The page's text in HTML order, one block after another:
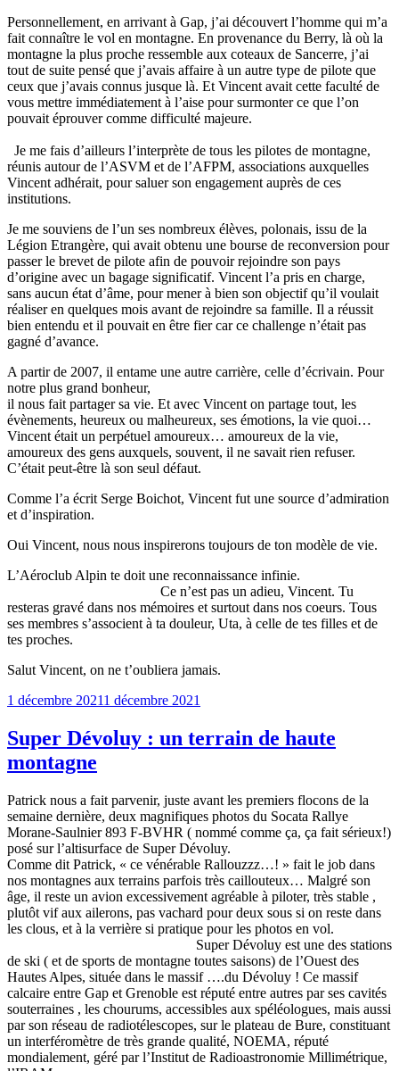
Personnellement, en arrivant à Gap, j’ai découvert l’homme qui m’a
fait connaître le vol en montagne. En provenance du Berry, là où la
montagne la plus proche ressemble aux coteaux de Sancerre, j’ai
tout de suite pensé que j’avais affaire à un autre type de pilote que
ceux que j’avais connus jusque là. Et Vincent avait cette faculté de
vous mettre immédiatement à l’aise pour surmonter ce que l’on
pouvait éprouver comme difficulté majeure.
Je me fais d’ailleurs l’interprète de tous les pilotes de montagne,
réunis autour de l’ASVM et de l’AFPM, associations auxquelles
Vincent adhérait, pour saluer son engagement auprès de ces
institutions.
Je me souviens de l’un ses nombreux élèves, polonais, issu de la
Légion Etrangère, qui avait obtenu une bourse de reconversion pour
passer le brevet de pilote afin de pouvoir rejoindre son pays
d’origine avec un bagage significatif. Vincent l’a pris en charge,
sans aucun état d’âme, pour menerà bien son objectif qu’il voulait
réaliser en quelques mois avant de rejoindre sa famille. Il a réussit
bien entendu et il pouvait en être fier car ce challenge n’était pas
gagné d’avance.
A partir de 2007, il entame une autre carrière, celle d’écrivain. Pour
notre plus grand bonheur,
il nous fait partager sa vie. Et avec Vincent on partage tout, les
évènements, heureux ou malheureux, ses émotions, la vie quoi…
Vincent était un perpétuel amoureux… amoureux de la vie,
amoureux des gens auxquels, souvent, il ne savait rien refuser.
C’était peut-être là son seul défaut.
Comme l’a écrit Serge Boichot, Vincent fut une source d’admiration
et d’inspiration.
Oui Vincent, nous nous inspirerons toujours de ton modèle de vie.
L’Aéroclub Alpin te doit une reconnaissance infinie.
Ce n’est pas un adieu, Vincent. Tu
resteras gravé dans nos mémoires et surtout dans nos coeurs. Tous
ses membres s’associent à ta douleur, Uta, à celle de tes filles et de
tes proches.
Salut Vincent, on ne t’oubliera jamais.
Publié
1 décembre 20211 décembre 2021
Super Dévoluy : un terrain de haute
montagne
Patrick nous a fait parvenir, juste avant les premiers flocons de la
semaine dernière, deux magnifiques photos du Socata Rallye
Morane-Saulnier 893 F-BVHR ( nommé comme ça, ça fait sérieux!)
posé sur l’altisurface de Super Dévoluy.
Comme dit Patrick, « ce vénérable Rallouzzz…! » fait le job dans
nos montagnes aux terrains parfois très caillouteux… Malgré son
âge, il reste un avion excessivement agréable à piloter, très stable ,
plutôt vif aux ailerons, pas vachard pour deux sous si on reste dans
les clous, et à la verrière si pratique pour les photos en vol.
Super Dévoluy est une des stations
de ski ( et de sports de montagne toutes saisons) de l’Ouest des
Hautes Alpes, située dans le massif ….du Dévoluy ! Ce massif
calcaire entre Gap et Grenoble est réputé entre autres par ses cavités
souterraines , les chourums, accessibles aux spéléologues, mais aussi
par son réseau de radiotélescopes, sur le plateau de Bure, constituant
un interféromètre de très grande qualité, NOEMA, réputé
mondialement, géré par l’Institut de Radioastronomie Millimétrique,